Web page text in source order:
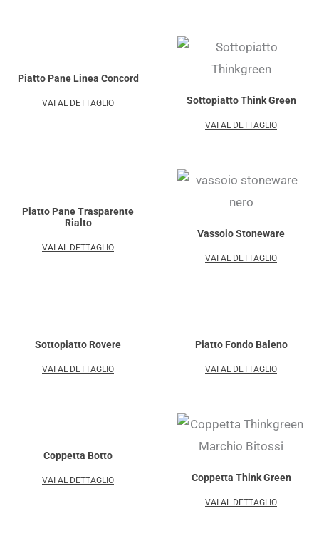
Piatto Pane Linea Concord
VAI AL DETTAGLIO Sottopiatto Think Green
VAI AL DETTAGLIO
Piatto Pane Trasparente
Rialto
VAI AL DETTAGLIO
Vassoio Stoneware
VAI AL DETTAGLIO
Sottopiatto Rovere
VAI AL DETTAGLIO
Piatto Fondo Baleno
VAI AL DETTAGLIO
Coppetta Botto
VAI AL DETTAGLIO Coppetta Think Green
VAI AL DETTAGLIO